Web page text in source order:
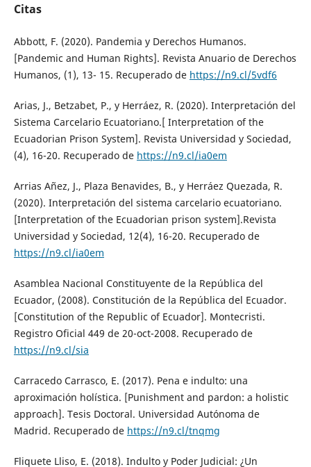
Citas
Abbott, F. (2020). Pandemia y Derechos Humanos.
[Pandemic and Human Rights]. Revista Anuario de Derechos
Humanos, (1), 13- 15. Recuperado de https://n9.cl/5vdf6
Arias, J., Betzabet, P., y Herráez, R. (2020). Interpretación del
Sistema Carcelario Ecuatoriano.[ Interpretation of the
Ecuadorian Prison System]. Revista Universidad y Sociedad,
(4), 16-20. Recuperado de https://n9.cl/ia0em
Arrias Añez, J., Plaza Benavides, B., y Herráez Quezada, R.
(2020). Interpretación del sistema carcelario ecuatoriano.
[Interpretation of the Ecuadorian prison system].Revista
Universidad y Sociedad, 12(4), 16-20. Recuperado de
https://n9.cl/ia0em
Asamblea Nacional Constituyente de la República del
Ecuador, (2008). Constitución de la República del Ecuador.
[Constitution of the Republic of Ecuador]. Montecristi.
Registro Oficial 449 de 20-oct-2008. Recuperado de
https://n9.cl/sia
Carracedo Carrasco, E. (2017). Pena e indulto: una
aproximación holística. [Punishment and pardon: a holistic
approach]. Tesis Doctoral. Universidad Autónoma de
Madrid. Recuperado de https://n9.cl/tnqmg
Fliquete Lliso, E. (2018). Indulto y Poder Judicial: ¿Un